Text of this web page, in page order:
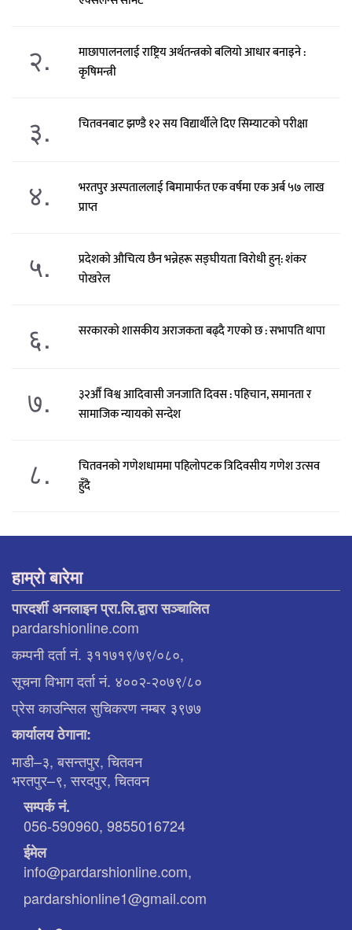
२.
माछापालनलाई राष्ट्रिय अर्थतन्त्रको बलियो आधार बनाइने :
कृषिमन्त्री
३. चितवनबाट झण्डै १२ सय विद्यार्थीले दिए सिम्याटको परीक्षा
४.
भरतपुर अस्पताललाई बिमामार्फत एक वर्षमा एक अर्ब ५७ लाख
प्राप्त
५.
प्रदेशको औचित्य छैन भन्नेहरू सङ्घीयता विरोधी हुन्: शंकर
पोखरेल
६. सरकारको शासकीय अराजकता बढ्दै गएको छ : सभापति थापा
७.
३२औँ विश्व आदिवासी जनजाति दिवस : पहिचान, समानता र
सामाजिक न्यायको सन्देश
८.
चितवनको गणेशधाममा पहिलोपटक त्रिदिवसीय गणेश उत्सव
हुँदै
हाम्रो बारेमा
पारदर्शी अनलाइन प्रा.लि.द्वारा सञ्चालित
pardarshionline.com
कम्पनी दर्ता नं. ३११७१९/७९/०८०,
सूचना विभाग दर्ता नं. ४००२-२०७९/८०
प्रेस काउन्सिल सुचिकरण नम्बर ३९७७
कार्यालय ठेगाना:
माडी–३, बसन्तपुर, चितवन
भरतपुर–९, सरदपुर, चितवन
सम्पर्क नं.
056-590960, 9855016724
ईमेल
info@pardarshionline.com,
pardarshionline1@gmail.com